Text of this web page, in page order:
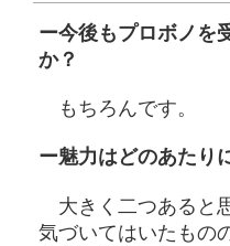
ー今後もプロボノを
か？
もちろんです。
ー魅力はどのあたり
大きく二つあると
気づいてはいたもの